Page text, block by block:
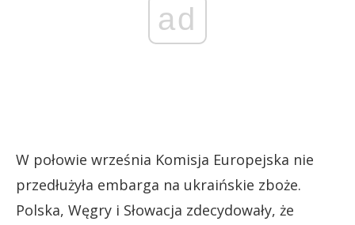
ad
W połowie września Komisja Europejska nie
przedłużyła embarga na ukraińskie zboże.
Polska, Węgry i Słowacja zdecydowały, że